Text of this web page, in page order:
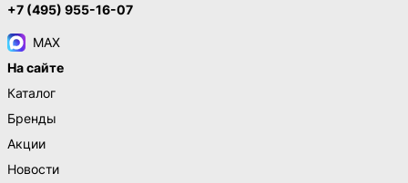
+7 (495) 955-16-07
MAX
На сайте
Каталог
Бренды
Акции
Новости